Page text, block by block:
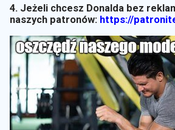
4. Jeżeli chcesz Donalda bez
naszych patronów: https://